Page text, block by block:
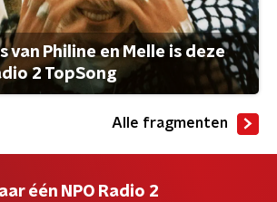
van Philine en Melle is deze
2 TopSong
Alle fragmenten
één NPO Radio 2